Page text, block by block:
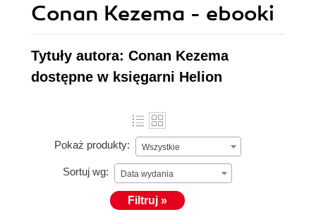
Conan Kezema - ebooki
Tytuły autora: Conan Kezema
dostępne w księgarni Helion
Pokaż produkty: Wszystkie
Sortuj wg: Data wydania
Filtruj »